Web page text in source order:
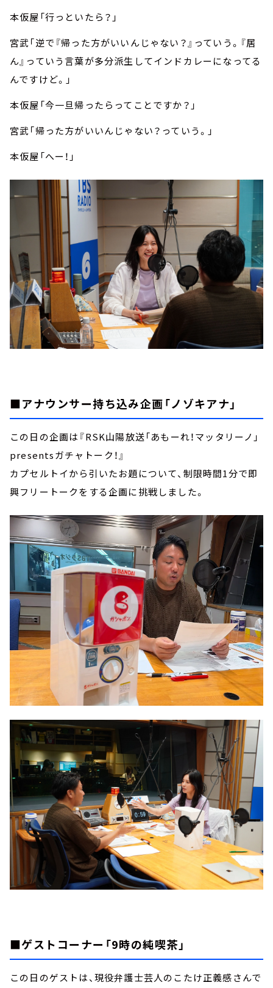
本仮屋「行っといたら？」
宮武「逆で『帰った方がいいんじゃない？』っていう。『居
ん』っていう言葉が多分派生してインドカレーになってる
んですけど。」
本仮屋「今一旦帰ったらってことですか？」
宮武「帰った方がいいんじゃない？っていう。」
本仮屋「へー！」
■アナウンサー持ち込み企画「ノゾキアナ」
この日の企画は『RSK山陽放送「あもーれ！マッタリーノ」
presentsガチャトーク！』
カプセルトイから引いたお題について、制限時間1分で即
興フリートークをする企画に挑戦しました。
■ゲストコーナー「9時の純喫茶」
この日のゲストは、現役弁護士芸人のこたけ正義感さんで